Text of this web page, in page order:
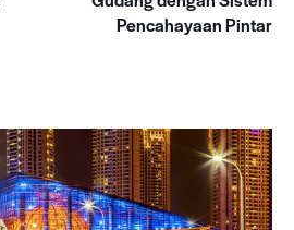
Pencahayaan Pintar